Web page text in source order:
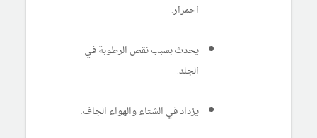
احمرار.
يحدث بسبب نقص الرطوبة في
الجلد.
يزداد في الشتاء والهواء الجاف.